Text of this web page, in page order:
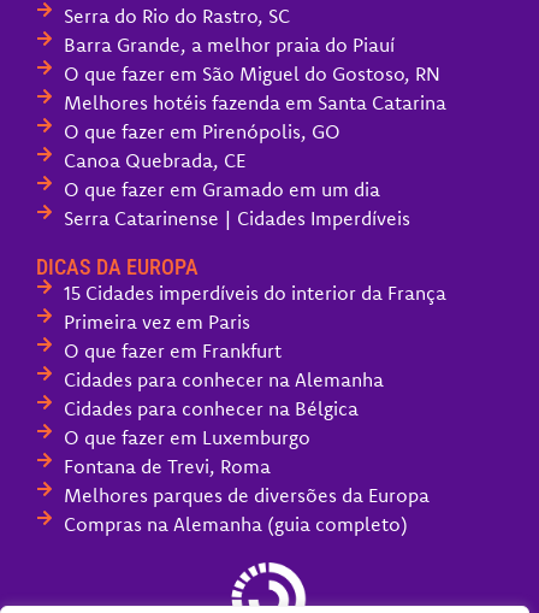
Serra do Rio do Rastro, SC
Barra Grande, a melhor praia do Piauí
O que fazer em São Miguel do Gostoso, RN
Melhores hotéis fazenda em Santa Catarina
O que fazer em Pirenópolis, GO
Canoa Quebrada, CE
O que fazer em Gramado em um dia
Serra Catarinense | Cidades Imperdíveis
DICAS DA EUROPA
15 Cidades imperdíveis do interior da França
Primeira vez em Paris
O que fazer em Frankfurt
Cidades para conhecer na Alemanha
Cidades para conhecer na Bélgica
O que fazer em Luxemburgo
Fontana de Trevi, Roma
Melhores parques de diversões da Europa
Compras na Alemanha (guia completo)